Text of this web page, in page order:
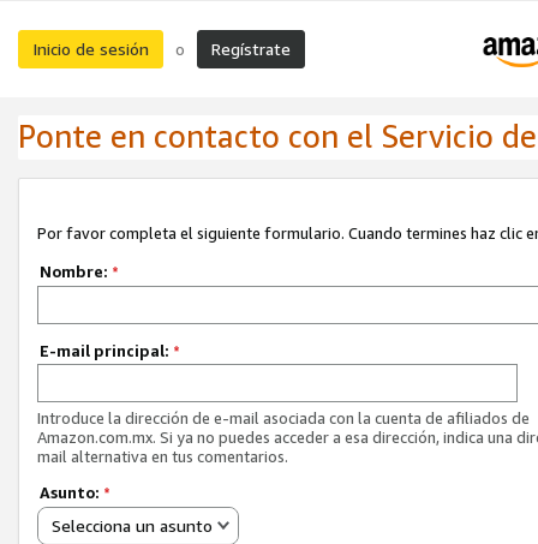
Inicio de sesión o Regístrate
Ponte en contacto con el Servicio
Por favor completa el siguiente formulario. Cuando termines haz clic
Nombre: *
E-mail principal: *
Introduce la dirección de e-mail asociada con la cuenta de afiliados de
Amazon.com.mx. Si ya no puedes acceder a esa dirección, indica una
mail alternativa en tus comentarios.
Asunto: *
Selecciona un asunto